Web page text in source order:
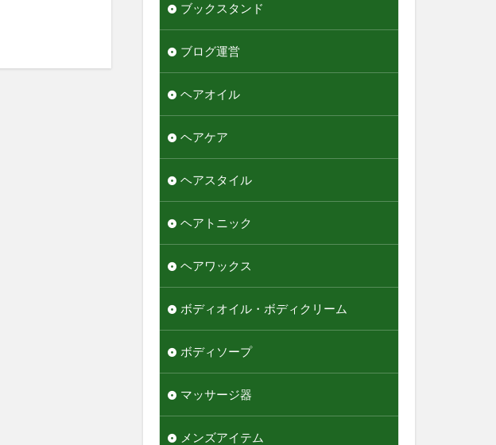
ブックスタンド
ブログ運営
ヘアオイル
ヘアケア
ヘアスタイル
ヘアトニック
ヘアワックス
ボディオイル・ボディクリーム
ボディソープ
マッサージ器
メンズアイテム